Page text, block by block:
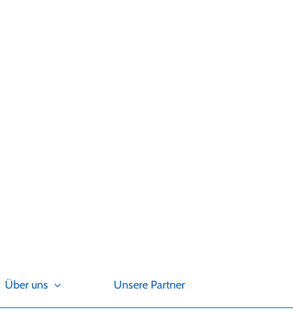
Über uns Unsere Partner